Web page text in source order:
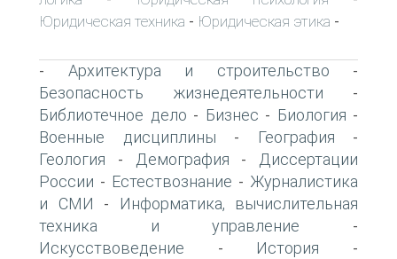
Юридическая техника - Юридическая этика -
- Архитектура и строительство -
Безопасность жизнедеятельности -
Библиотечное дело - Бизнес - Биология -
Военные дисциплины - География -
Геология - Демография -
Диссертации
России - Естествознание - Журналистика
и СМИ -
Информатика, вычислительная
техника и управление -
Искусствоведение - История -